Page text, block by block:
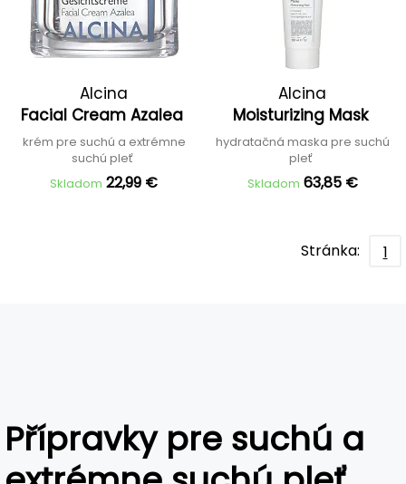
Alcina
Facial Cream Azalea
krém pre suchú a extrémne
suchú pleť
Skladom 22,99 €
Alcina
Moisturizing Mask
hydratačná maska pre suchú
pleť
Skladom 63,85 €
Stránka: 1
Přípravky pre suchú a